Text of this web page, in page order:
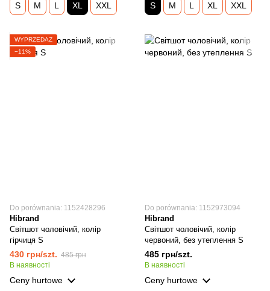
S M L XL XXL S M L XL XXL
WYPRZEDAŻ
−11%
Do porównania: 1152428296
Hibrand
Світшот чоловічий, колір
гірчиця S
430 грн/szt. 485 грн
В наявності
Ceny hurtowe
Do porównania: 1152973094
Hibrand
Світшот чоловічий, колір
червоний, без утеплення S
485 грн/szt.
В наявності
Ceny hurtowe